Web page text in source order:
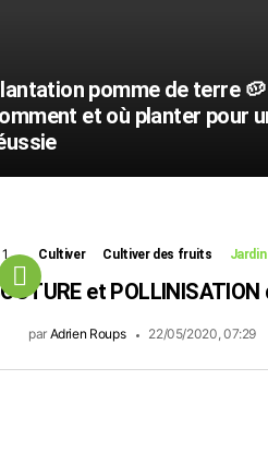
pomme de terre 🥔
et où planter pour
1 Commentaire
Cultiver Cultiver des fruits Jardin
et
par Adrien Roups 22/05/2020, 07:29